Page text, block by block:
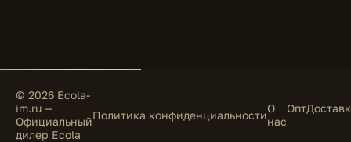
© 2026 Ecola-
im.ru —
Официальный
дилер Ecola
Политика конфиденциальностиО
нас
Опт